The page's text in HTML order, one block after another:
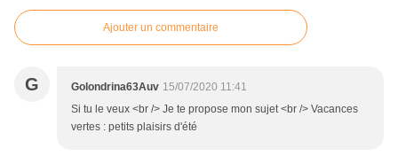
Ajouter un commentaire
G Golondrina63Auv 15/07/2020 11:41
Si tu le veux <br /> Je te propose mon sujet <br /> Vacances
vertes : petits plaisirs d'été